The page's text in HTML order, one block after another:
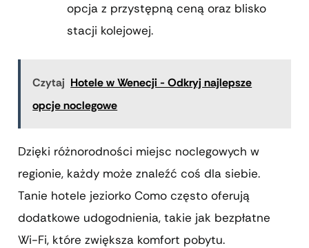
opcja z przystępną ceną oraz blisko
stacji kolejowej.
Czytaj Hotele w Wenecji - Odkryj najlepsze
opcje noclegowe
Dzięki różnorodności miejsc noclegowych w
regionie, każdy może znaleźć coś dla siebie.
Tanie hotele jeziorko Como często oferują
dodatkowe udogodnienia, takie jak bezpłatne
Wi-Fi, które zwiększa komfort pobytu.